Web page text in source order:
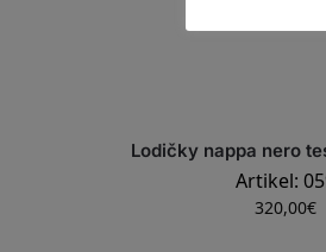
Lodičky nappa nero
Artikel:
320,00€